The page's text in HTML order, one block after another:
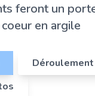
feront un
en argile